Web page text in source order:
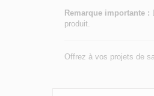
Remarque importante :
produit.
Offrez à vos projets de